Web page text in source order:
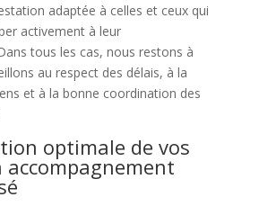
adaptée à celles et ceux qui
activement à leur
tous les cas, nous restons à
au respect des délais, à la
et à la bonne coordination des
optimale de vos
accompagnement